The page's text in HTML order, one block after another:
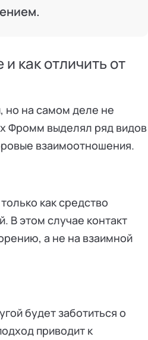
как отличить от
но на самом деле не
Фромм выделял ряд видов
взаимоотношения.
как средство
В этом случае контакт
а не на взаимной
будет заботиться о
приводит к